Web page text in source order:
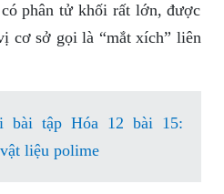
phân tử khối rất lớn, được
cơ sở gọi là “mắt xích” liên
bài tập Hóa 12 bài 15:
liệu polime